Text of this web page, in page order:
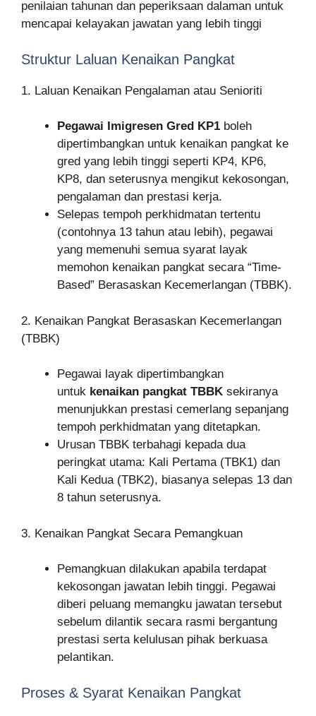
penilaian tahunan dan peperiksaan dalaman untuk
mencapai kelayakan jawatan yang lebih tinggi
Struktur Laluan Kenaikan Pangkat
1. Laluan Kenaikan Pengalaman atau Senioriti
Pegawai Imigresen Gred KP1 boleh
dipertimbangkan untuk kenaikan pangkat ke
gred yang lebih tinggi seperti KP4, KP6,
KP8, dan seterusnya mengikut kekosongan,
pengalaman dan prestasi kerja.
Selepas tempoh perkhidmatan tertentu
(contohnya 13 tahun atau lebih), pegawai
yang memenuhi semua syarat layak
memohon kenaikan pangkat secara “Time-
Based” Berasaskan Kecemerlangan (TBBK).
2. Kenaikan Pangkat Berasaskan Kecemerlangan
(TBBK)
Pegawai layak dipertimbangkan
untuk kenaikan pangkat TBBK sekiranya
menunjukkan prestasi cemerlang sepanjang
tempoh perkhidmatan yang ditetapkan.
Urusan TBBK terbahagi kepada dua
peringkat utama: Kali Pertama (TBK1) dan
Kali Kedua (TBK2), biasanya selepas 13 dan
8 tahun seterusnya.
3. Kenaikan Pangkat Secara Pemangkuan
Pemangkuan dilakukan apabila terdapat
kekosongan jawatan lebih tinggi. Pegawai
diberi peluang memangku jawatan tersebut
sebelum dilantik secara rasmi bergantung
prestasi serta kelulusan pihak berkuasa
pelantikan.
Proses & Syarat Kenaikan Pangkat